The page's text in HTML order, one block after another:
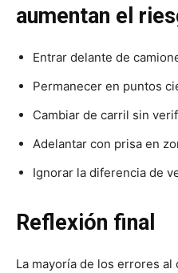
aumentan el
Entrar delante de
Permanecer en puntos
Cambiar de carril sin
Adelantar con prisa en
Ignorar la diferencia de
Reflexión final
La mayoría de los errores